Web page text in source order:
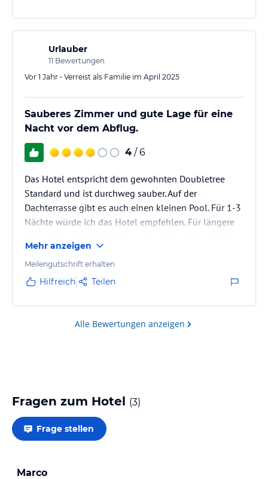
Urlauber
11 Bewertungen
Vor 1 Jahr • Verreist als Familie im April 2025
Sauberes Zimmer und gute Lage für eine
Nacht vor dem Abflug.
4 / 6
Das Hotel entspricht dem gewohnten Doubletree
Standard und ist durchweg sauber. Auf der
Dachterrasse gibt es auch einen kleinen Pool. Für 1-3
Nächte würde ich das Hotel empfehlen. Für längere
besser gelegen und für einen Urlaub auch besser
ausgestattet sind. Das Zimmer war zwar gross und
schön, aber sowohl Restaurant als auch Pool und die
geeignet.
Mehr anzeigen
Meilengutschrift erhalten
Hilfreich Teilen
Alle Bewertungen anzeigen
Fragen zum Hotel (3)
Frage stellen
Marco